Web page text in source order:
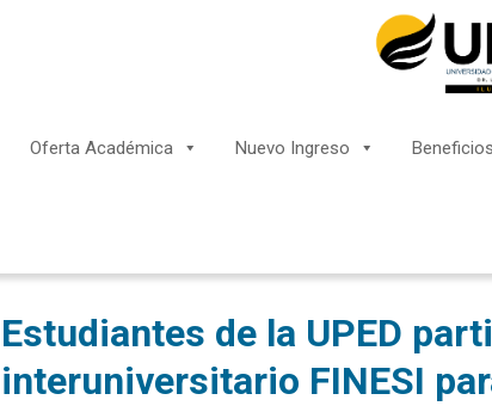
Oferta Académica Nuevo Ingreso Beneficios
Estudiantes de la UPED
interuniversitario FINESI